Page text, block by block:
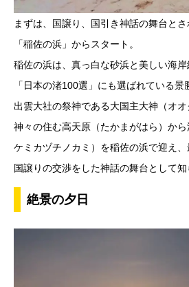
まずは、国譲り、国引き神話の舞台と
「稲佐の浜」からスタート。
稲佐の浜は、真っ白な砂浜と美しい海岸
「日本の渚100選」にも選ばれている景
出雲大社の祭神である大国主大神（オオ
神々の住む高天原（たかまがはら）か
ケミカヅチノカミ）を稲佐の浜で迎え、
国譲りの交渉をした神話の舞台として知
絶景の夕日